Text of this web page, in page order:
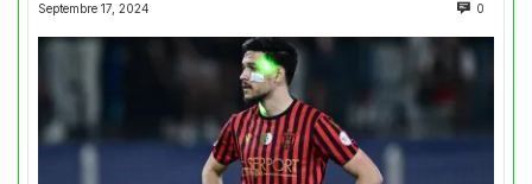
Septembre 17, 2024 0